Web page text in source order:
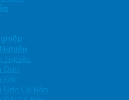
Nghiệp
Đơn
Đôi
Đơn Có Bàn